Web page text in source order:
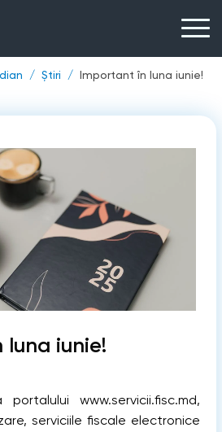
Știri Important în luna iunie!
iunie!
portalului www.servicii.fisc.md,
serviciile fiscale electronice